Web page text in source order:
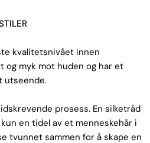
kvalitetsnivået innen
og myk mot huden og har et
utseende.
prosess. En silketråd
en tidel av et menneskehår i
tvunnet sammen for å skape en